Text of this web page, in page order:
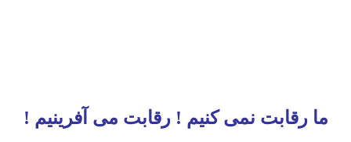
ما رقابت نمی کنیم ! رقابت می آفرینیم !